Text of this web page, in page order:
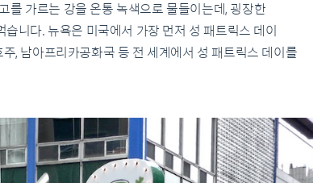
를 가르는 강을 온통 녹색으로 물들이는데, 굉장한
니다. 뉴욕은 미국에서 가장 먼저 성 패트릭스 데이
, 남아프리카공화국 등 전 세계에서 성 패트릭스 데이를